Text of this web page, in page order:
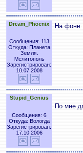
Dream_Phoenix
Сообщения: 113
Откуда: Планета
Земля.
Мелитополь
Зарегистрирован:
10.07.2008
На фоне
Stupid_Genius
Сообщения: 6
Откуда: Вологда
Зарегистрирован:
17.10.2006
По мне